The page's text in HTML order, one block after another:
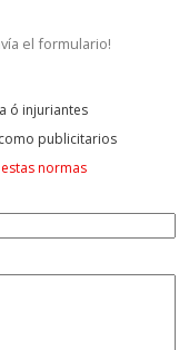
el formulario!
ó injuriantes
publicitarios
normas